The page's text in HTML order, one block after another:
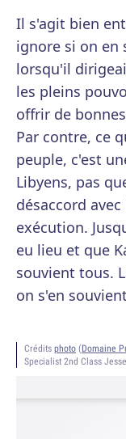
Il s'agit bien
ignore si on en
lorsqu'il
les pleins
offrir de
Par contre, ce
peuple, c'est
Libyens, pas
désaccord
exécution.
eu lieu et que
souvient tous.
on s'en
Crédits photo (Domaine
Specialist 2nd Class